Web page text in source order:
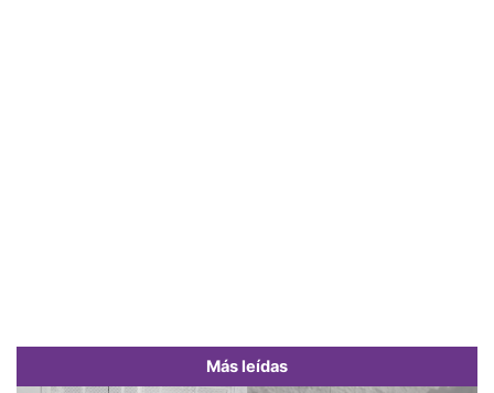
Más leídas